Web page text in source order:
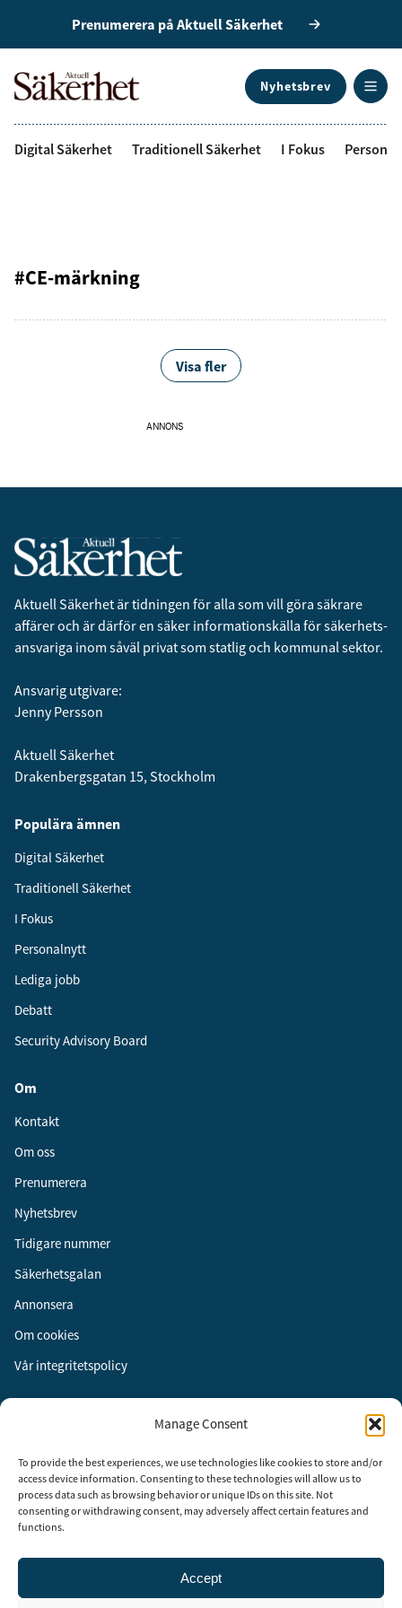
Manage Consent
To provide the best experiences, we use technologies like cookies to store and/or
access device information. Consenting to these technologies will allow us to
process data such as browsing behavior or unique IDs on this site. Not
consenting or withdrawing consent, may adversely affect certain features and
functions.
Accept
Prenumerera på Aktuell Säkerhet
Nyhetsbrev
Digital Säkerhet Traditionell Säkerhet I Fokus
#CE-märkning
Visa fler
ANNONS
Aktuell Säkerhet är tidningen för alla som vill göra säkrare
affärer och är därför en säker informationskälla för säkerhets­
ansvariga inom såväl privat som statlig och kommunal sektor.
Ansvarig utgivare:
Jenny Persson
Aktuell Säkerhet
Drakenbergsgatan 15, Stockholm
Populära ämnen
Digital Säkerhet
Traditionell Säkerhet
I Fokus
Personalnytt
Lediga jobb
Debatt
Security Advisory Board
Om
Kontakt
Om oss
Prenumerera
Nyhetsbrev
Tidigare nummer
Säkerhetsgalan
Annonsera
Om cookies
Vår integritetspolicy
Instagram
LinkedIn